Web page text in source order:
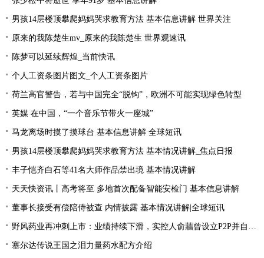
男孩14层楼顶攀爬妈妈哭求教育方法 基本信息讲解 世界关注
原来的我陈楚生mv_原来的我陈楚生 世界观速讯
陈梦可以延续辉煌_当前快讯
个人工资条图片图文_个人工资条图片
荷兰高官警告，若与中国完全“脱钩”，欧洲不可能实现绿色转型
英媒 在中国，“一个音乐节带火一座城”
马龙离场时摸了摸球台 基本信息讲解 全球短讯
男孩14层楼顶攀爬妈妈哭求教育方法 基本情况讲解_焦点日报
丰子恺齐白石等41名大师作品禁出境 基本情况讲解
天天快资讯丨高考将至 多地首次配备智能安检门 基本信息讲解
董事长接受有偿陪侍被查 内情披露 基本情况讲解|全球短讯
野风药业再冲刺上市：业绩持续下滑，实控人俞蘠曾设立P2P并自融 天天观察
塞尔达传说王国之泪力量药水配方介绍